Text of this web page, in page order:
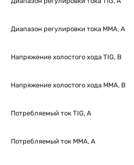
Диапазон регулировки тока MMA, А
Напряжение холостого хода TIG, В
Напряжение холостого хода MMA, В
Потребляемый ток TIG, А
Потребляемый ток MMA, А